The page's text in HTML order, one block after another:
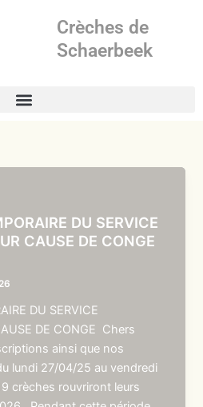
Crèches de
Schaerbeek
DU SERVICE
CAUSE DE CONGE
DU SERVICE
DE CONGE Chers
ainsi que nos
lundi 27/04/25 au vendredi
crèches rouvriront leurs